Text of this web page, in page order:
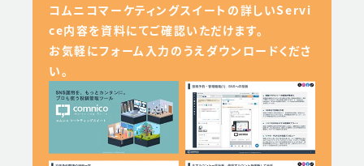
コムニコマーケティングスイートの詳しいServi
ce内容を資料にてご確認いただけます。
お気軽にフォーム入力のうえダウンロードくださ
い。